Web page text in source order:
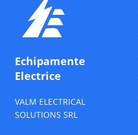
Echipamente
Electrice
VALM ELECTRICAL
SOLUTIONS SRL